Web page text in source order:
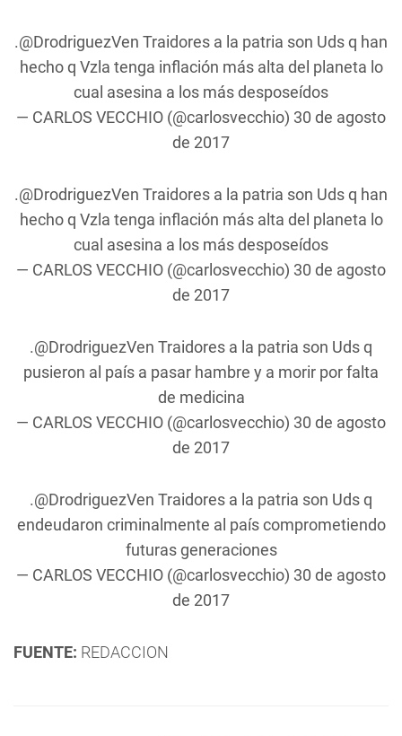
.@DrodriguezVen Traidores a la patria son Uds q han
hecho q Vzla tenga inflación más alta del planeta lo
cual asesina a los más desposeídos
— CARLOS VECCHIO (@carlosvecchio) 30 de agosto
de 2017
.@DrodriguezVen Traidores a la patria son Uds q han
hecho q Vzla tenga inflación más alta del planeta lo
cual asesina a los más desposeídos
— CARLOS VECCHIO (@carlosvecchio) 30 de agosto
de 2017
.@DrodriguezVen Traidores a la patria son Uds q
pusieron al país a pasar hambre y a morir por falta
de medicina
— CARLOS VECCHIO (@carlosvecchio) 30 de agosto
de 2017
.@DrodriguezVen Traidores a la patria son Uds q
endeudaron criminalmente al país comprometiendo
futuras generaciones
— CARLOS VECCHIO (@carlosvecchio) 30 de agosto
de 2017
FUENTE: REDACCION